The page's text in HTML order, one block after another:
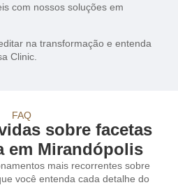
com nossos soluções em
na transformação e entenda
Clinic.
FAQ
sobre facetas
em Mirandópolis
mais recorrentes sobre
você entenda cada detalhe do